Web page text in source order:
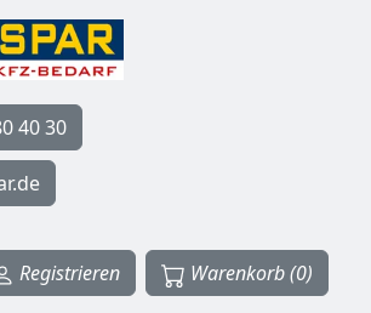
40 30
Registrieren Warenkorb (0)